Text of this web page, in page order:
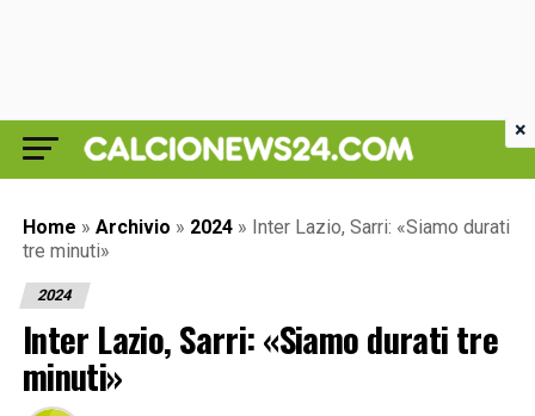
Home » Archivio » 2024 » Inter Lazio, Sarri: «Siamo durati
tre minuti»
2024
Inter Lazio, Sarri: «Siamo durati tre
minuti»
×